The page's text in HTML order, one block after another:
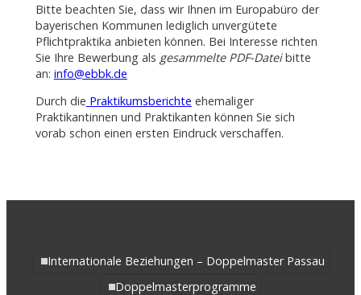
Bitte beachten Sie, dass wir Ihnen im Europabüro der
bayerischen Kommunen lediglich unvergütete
Pflichtpraktika anbieten können. Bei Interesse richten
Sie Ihre Bewerbung als gesammelte PDF-Dateibitte
an: info@ebbk.de
Durch die Praktikumsberichte ehemaliger
Praktikantinnen und Praktikanten können Sie sich
vorab schon einen ersten Eindruck verschaffen.
Internationale Beziehungen – Doppelmaster Passau
Doppelmasterprogramme